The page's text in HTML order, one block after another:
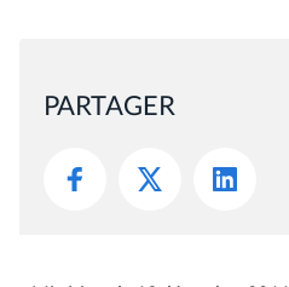
PARTAGER